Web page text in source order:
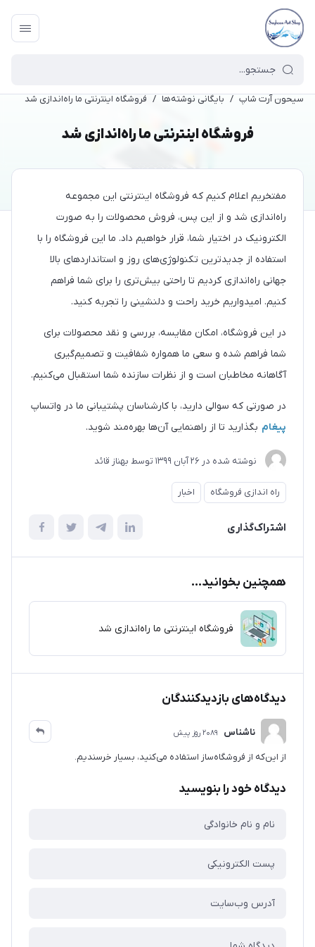
سیحون آرت شاپ / بایگانی نوشته‌ها / فروشگاه اینترنتی ما راه‌اندازی شد
فروشگاه اینترنتی ما راه‌اندازی شد
مفتخریم اعلام کنیم که فروشگاه اینترنتی این مجموعه
راه‌اندازی شد و از این پس، فروش محصولات را به صورت
الکترونیک در اختیار شما، قرار خواهیم داد. ما این فروشگاه را با
استفاده از جدیدترین تکنولوژی‌های روز و استانداردهای بالا
جهانی راه‌اندازی کردیم تا راحتی بیش‌تری را برای شما فراهم
کنیم. امیدواریم خرید راحت و دلنشینی را تجربه کنید.
در این فروشگاه، امکان مقایسه، بررسی و نقد محصولات برای
شما فراهم شده و سعی ما همواره شفافیت و تصمیم‌گیری
آگاهانه مخاطبان است و از نظرات سازنده شما استقبال می‌کنیم.
در صورتی که سوالی دارید، با کارشناسان پشتیبانی ما در واتساپ
پیغام بگذارید تا از راهنمایی آن‌ها بهره‌مند شوید.
نوشته شده در 26 آبان 1399 توسط بهناز قائد
راه اندازی فروشگاه اخبار
اشتراک‌گذاری
همچنین بخوانید...
فروشگاه اینترنتی ما راه‌اندازی شد
دیدگاه‌های بازدیدکنندگان
ناشناس 2089 روز پیش
از این‌که از فروشگاه‌ساز استفاده می‌کنید، بسیار خرسندیم.
دیدگاه خود را بنویسید